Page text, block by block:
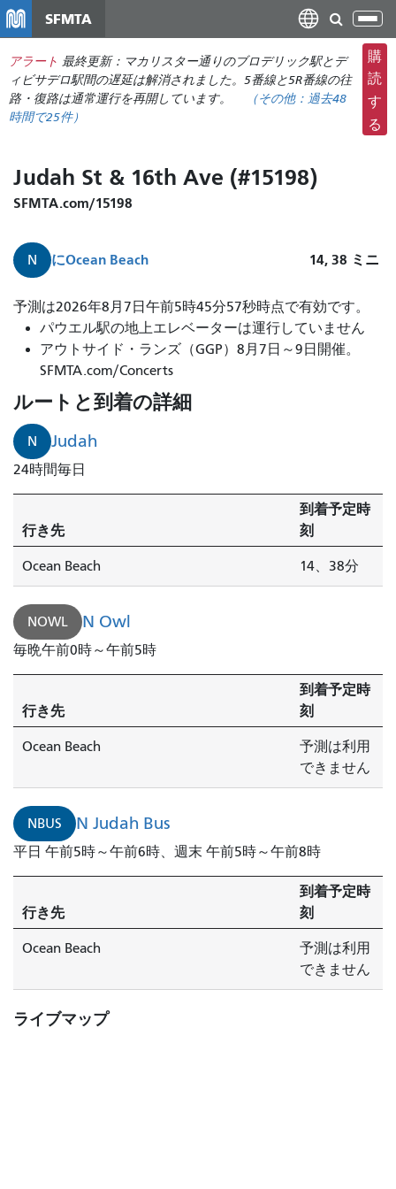
ン
コ
ン
に
SFMTA
ナ
ビ
ゲ
ー
シ
ョ
え
アラート 最終更新：マカリスター通りのブロデリック駅とデ
ィビサデロ駅間の遅延は解消されました。5番線と5R番線の往
路・復路は通常運行を再開しています。
（その他： 過去48
時間で25件）
購
読
す
る
Judah St & 16th Ave (#15198)
SFMTA.com/15198
N にOcean Beach 14, 38 ミニ
予測は2026年8月7日午前5時45分57秒時点で有効です。
パウエル駅の地上エレベーターは運行していません
アウトサイド・ランズ（GGP）8月7日～9日開催。
SFMTA.com/Concerts
ルートと到着の詳細
N Judah
24時間毎日
行き先
到着予定時
刻
Ocean Beach 14、38分
NOWL N Owl
毎晩午前0時～午前5時
行き先
到着予定時
刻
Ocean Beach
予測は利用
できません
NBUS N Judah Bus
平日 午前5時～午前6時、週末 午前5時～午前8時
行き先
到着予定時
刻
Ocean Beach
予測は利用
できません
ライブマップ